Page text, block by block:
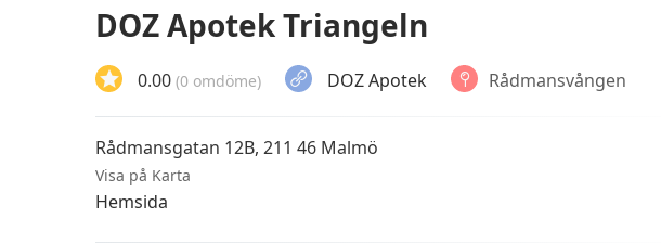
DOZ Apotek Triangeln
0.00 (0 omdöme) DOZ Apotek Rådmansvången
Rådmansgatan 12B, 211 46 Malmö
Visa på Karta
Hemsida